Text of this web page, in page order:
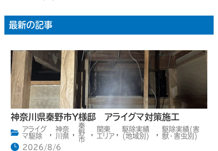
最新の記事
神奈川県秦野市Y様邸 アライグマ対策施工
アライグ
マ駆除
,
神奈
川県 ,
秦
野
市
,
関東
エリア ,
駆除実績
(地域別)
,
駆除実績(害
獣・害虫別)
2026/8/6